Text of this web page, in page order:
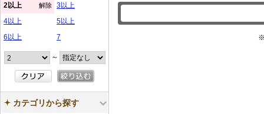
0
※
2以上
解除
3以上
4以上
5以上
6以上
7
～
カテゴリから探す